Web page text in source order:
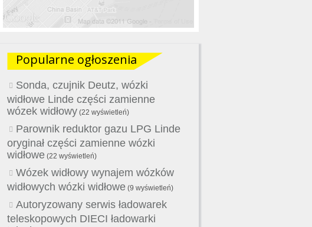
Popularne ogłoszenia
Sonda, czujnik Deutz, wózki
widłowe Linde części zamienne
wózek widłowy (22 wyświetleń)
Parownik reduktor gazu LPG Linde
oryginał części zamienne wózki
widłowe (22 wyświetleń)
Wózek widłowy wynajem wózków
widłowych wózki widłowe (9 wyświetleń)
Autoryzowany serwis ładowarek
teleskopowych DIECI ładowarki